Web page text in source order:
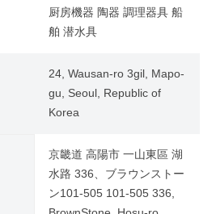
厨房機器 陶器 調理器具 船
舶 潜水具
24, Wausan-ro 3gil, Mapo-
gu, Seoul, Republic of
Korea
京畿道 高陽市 一山東區 湖
水路 336、ブラウンストー
ン101-505 101-505 336,